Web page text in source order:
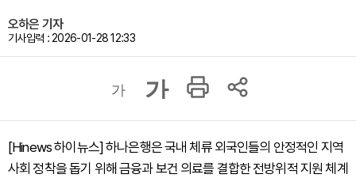
오하은 기자
기사입력 : 2026-01-28 12:33
가 가
[Hinews 하이뉴스] 하나은행은 국내 체류 외국인들의 안정적인 지역
사회 정착을 돕기 위해 금융과 보건 의료를 결합한 전방위적 지원 체계